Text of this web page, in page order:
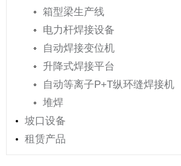
箱型梁生产线
电力杆焊接设备
自动焊接变位机
升降式焊接平台
自动等离子P+T纵环缝焊接机
堆焊
坡口设备
租赁产品